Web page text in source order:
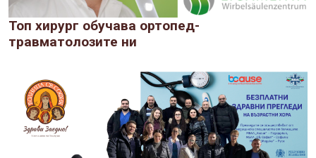
Топ хирург обучава ортопед-
травматолозите ни